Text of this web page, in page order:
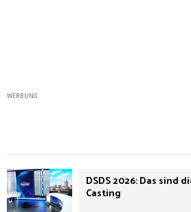
WERBUNG
DSDS 2026: Das sind
Casting